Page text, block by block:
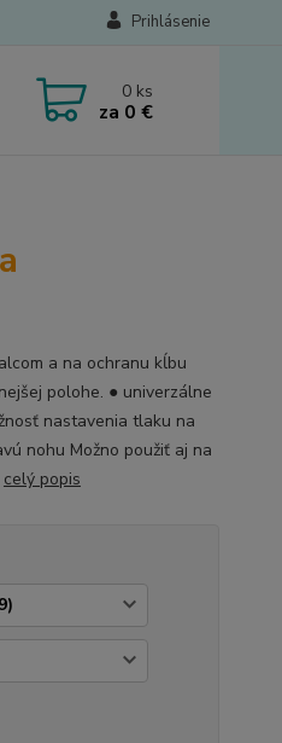
Prihlásenie
0 ks
za 0 €
a na ochranu kĺbu
polohe. ● univerzálne
nastavenia tlaku na
nohu Možno použiť aj na
celý popis